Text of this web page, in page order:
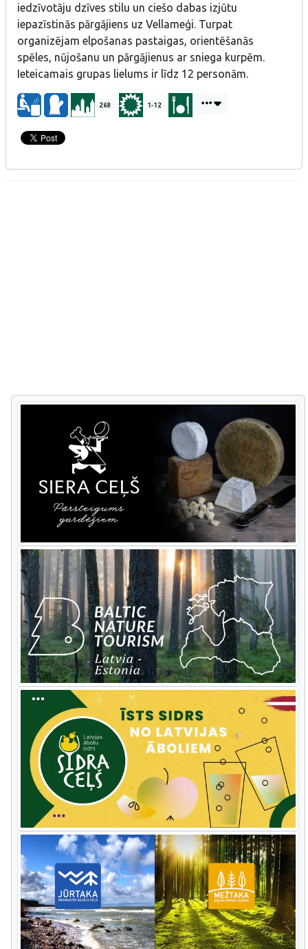
iedzīvotāju dzīves stilu un ciešo dabas izjūtu
iepazīstinās pārgājiens uz Vellameģi. Turpat
organizējam elpošanas pastaigas, orientēšanās
spēles, nūjošanu un pārgājienus ar sniega kurpēm.
Ieteicamais grupas lielums ir līdz 12 personām.
268 1-12